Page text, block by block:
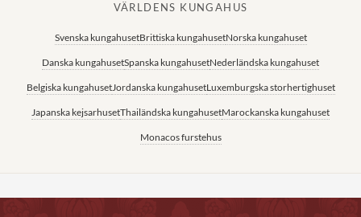
VÄRLDENS KUNGAHUS
Svenska kungahusetBrittiska kungahusetNorska kungahuset
Danska kungahusetSpanska kungahusetNederländska kungahuset
Belgiska kungahusetJordanska kungahusetLuxemburgska storhertighuset
Japanska kejsarhusetThailändska kungahusetMarockanska kungahuset
Monacos furstehus